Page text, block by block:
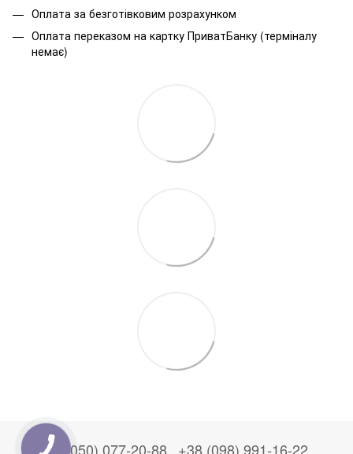
Оплата за безготівковим розрахунком
Оплата переказом на картку ПриватБанку (терміналу
немає)
+38 (050) 077-20-88 +38 (098) 991-16-22